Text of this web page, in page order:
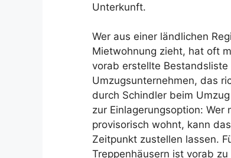
Unterkunft.
Wer aus einer ländlichen
Mietwohnung zieht, hat oft
vorab erstellte
Umzugsunternehmen, das
durch Schindler beim
zur Einlagerungsoption:
provisorisch wohnt, kann
Zeitpunkt zustellen lassen.
Treppenhäusern ist vorab